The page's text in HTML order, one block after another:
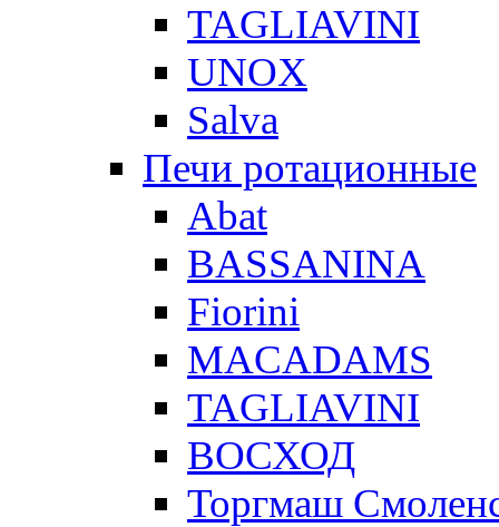
TAGLIAVINI
UNOX
Salva
Печи ротационные
Abat
BASSANINA
Fiorini
MACADAMS
TAGLIAVINI
ВОСХОД
Торгмаш